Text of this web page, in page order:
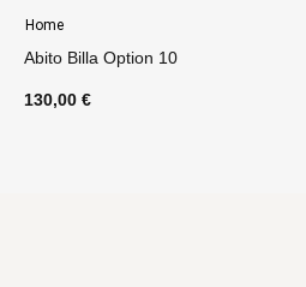
Home
Abito Billa Option 10
130,00 €